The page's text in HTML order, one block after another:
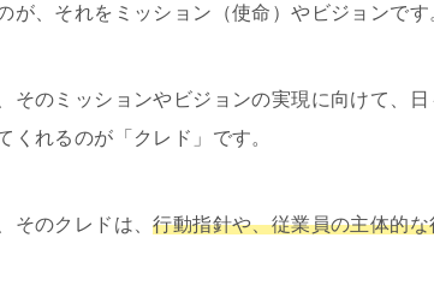
が、それをミッション（使命）やビジョンです
そのミッションやビジョンの実現に向けて、
くれるのが「クレド」です。
そのクレドは、行動指針や、従業員の主体的